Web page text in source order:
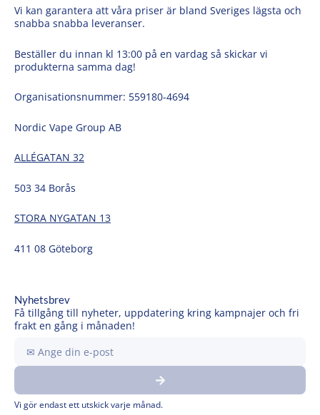
Vi kan garantera att våra priser är bland Sveriges lägsta och
snabba snabba leveranser.
Beställer du innan kl 13:00 på en vardag så skickar vi
produkterna samma dag!
Organisationsnummer: 559180-4694
Nordic Vape Group AB
ALLÉGATAN 32
503 34 Borås
STORA NYGATAN 13
411 08 Göteborg
Nyhetsbrev
Få tillgång till nyheter, uppdatering kring kampnajer och fri
frakt en gång i månaden!
din
e-
Submit
Vi gör endast ett utskick varje månad.